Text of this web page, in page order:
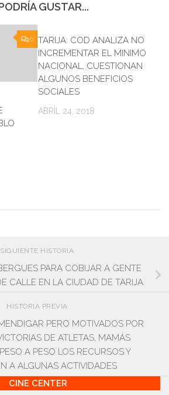
GUSTAR...
0 TARIJA: COD ANALIZA NO
INCREMENTAR EL MINIMO
NACIONAL, CUESTIONAN
ALGUNOS BENEFICIOS
SOCIALES
ABRIL 24, 2018
SIGUIENTE HISTORIA
PARA COBIJAR A GENTE
CALLE EN LA CIUDAD DE TARIJA
HISTORIA PREVIA
PERO MOTIVADOS POR
DE ATLETAS, MAMÁS
A PESO LOS RECURSOS Y
A ALGUNAS ACTIVIDADES
CINE CENTER